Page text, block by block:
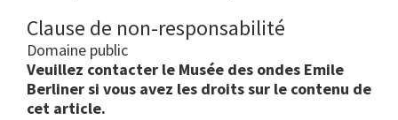
Clause de non-responsabilité
Domaine public
Veuillez contacter le Musée des ondes Emile
Berliner si vous avez les droits sur le contenu de
cet article.